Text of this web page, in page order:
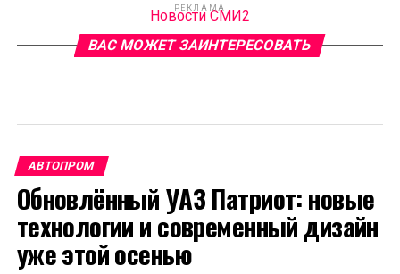
РЕКЛАМА
Новости СМИ2
ВАС МОЖЕТ ЗАИНТЕРЕСОВАТЬ
АВТОПРОМ
Обновлённый УАЗ Патриот: новые
технологии и современный дизайн
уже этой осенью